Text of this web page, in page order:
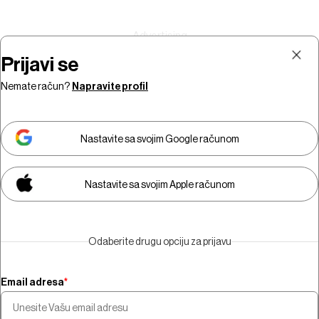
Morate biti pretplatnik da biste
gledali video sadržaj.
Pretplatite se
Prijavi se
Nemate račun? Napravite profil
Nastavite sa svojim Google računom
Nastavite sa svojim Apple računom
Odaberite drugu opciju za prijavu
Email adresa*